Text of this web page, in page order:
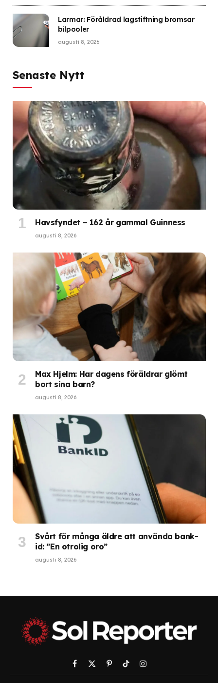
Larmar: Föråldrad lagstiftning bromsar
bilpooler
augusti 8, 2026
Senaste Nytt
Havsfyndet – 162 år gammal Guinness
augusti 8, 2026
Max Hjelm: Har dagens föräldrar glömt
bort sina barn?
augusti 8, 2026
Svårt för många äldre att använda bank-
id: ”En otrolig oro”
augusti 8, 2026
Facebook
X
(Twitter)
PinterestTikTokInstagram